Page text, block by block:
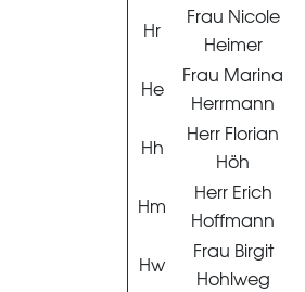
Hr
Frau Nicole
Heimer
He
Frau Marina
Herrmann
Hh
Herr Florian
Höh
Hm
Herr Erich
Hoffmann
Hw
Frau Birgit
Hohlweg